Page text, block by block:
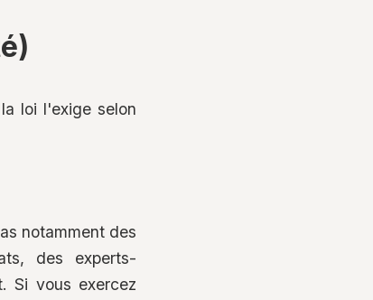
loi l'exige selon
notamment des
des experts-
Si vous exercez